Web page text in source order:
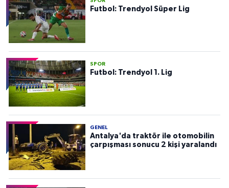
Futbol: Trendyol Süper Lig
SPOR
Futbol: Trendyol 1. Lig
GENEL
Antalya'da traktör ile otomobilin
çarpışması sonucu 2 kişi yaralandı